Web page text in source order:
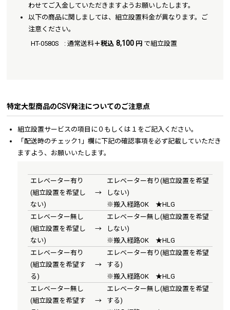
わせてご入金していただきますようお願いしたします。
以下の商品に関しましては、組立設置料金が異なります。ご
注意ください。
HT-0580S
: 通常送料＋税込 8,100 円 で組立設置
特定大型商品のCSV発注についてのご注意点
組立設置サービスの項目に０もしくは１をご記入ください。
「配送時のチェック1」欄に下記の確認事項を必ず記載していただき
ますよう、お願いいたします。
エレベーター有り
(組立設置を希望し
ない)
→
エレベーター有り(組立設置を希望
しない)
※搬入経路OK ★HLG
エレベーター無し
(組立設置を希望し
ない)
→
エレベーター無し(組立設置を希望
しない)
※搬入経路OK ★HLG
エレベーター有り
(組立設置を希望す
る)
→
エレベーター有り(組立設置を希望
する)
※搬入経路OK ★HLG
エレベーター無し
(組立設置を希望す
→
エレベーター無し(組立設置を希望
する)